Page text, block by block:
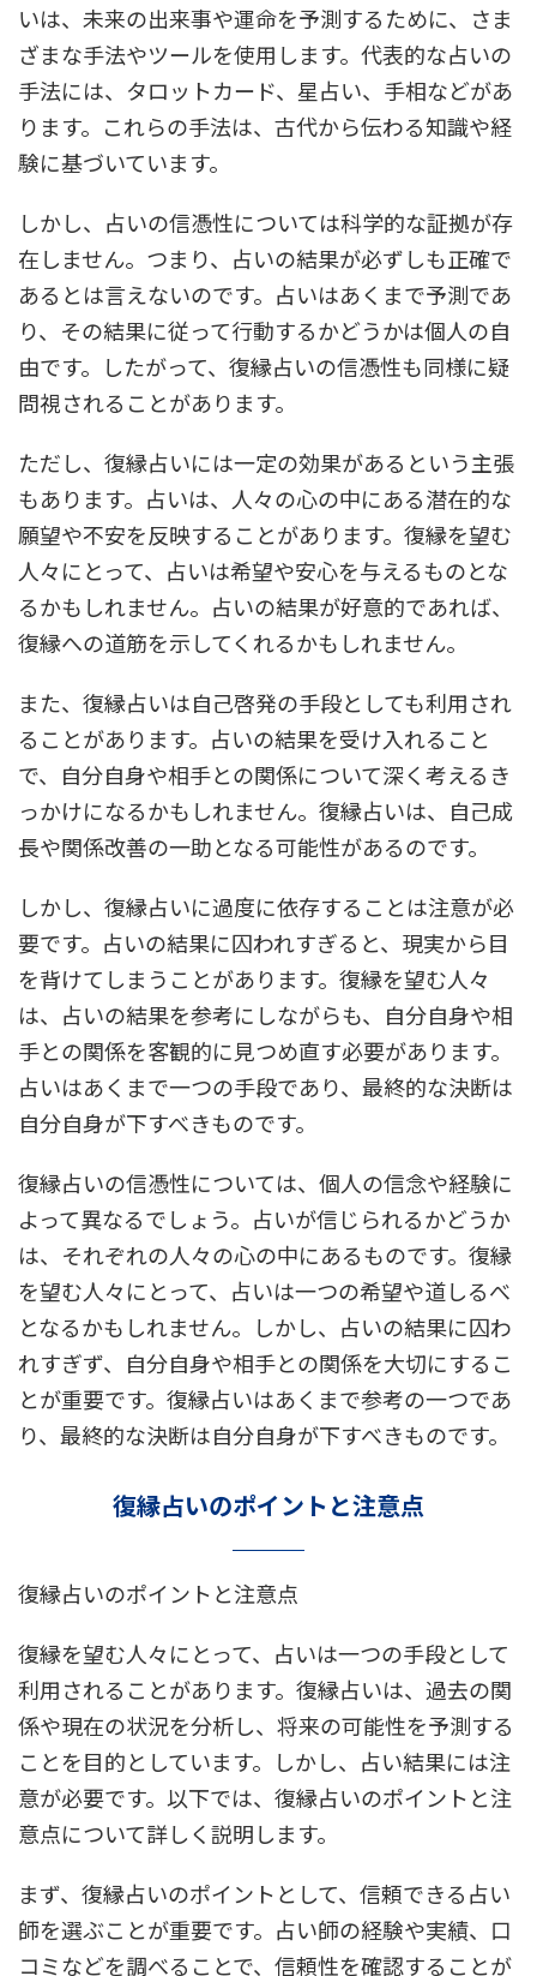
いは、未来の出来事や運命を予測するために、さま
ざまな手法やツールを使用します。代表的な占いの
手法には、タロットカード、星占い、手相などがあ
ります。これらの手法は、古代から伝わる知識や経
験に基づいています。
しかし、占いの信憑性については科学的な証拠が存
在しません。つまり、占いの結果が必ずしも正確で
あるとは言えないのです。占いはあくまで予測であ
り、その結果に従って行動するかどうかは個人の自
由です。したがって、復縁占いの信憑性も同様に疑
問視されることがあります。
ただし、復縁占いには一定の効果があるという主張
もあります。占いは、人々の心の中にある潜在的な
願望や不安を反映することがあります。復縁を望む
人々にとって、占いは希望や安心を与えるものとな
るかもしれません。占いの結果が好意的であれば、
復縁への道筋を示してくれるかもしれません。
また、復縁占いは自己啓発の手段としても利用され
ることがあります。占いの結果を受け入れること
で、自分自身や相手との関係について深く考えるき
っかけになるかもしれません。復縁占いは、自己成
長や関係改善の一助となる可能性があるのです。
しかし、復縁占いに過度に依存することは注意が必
要です。占いの結果に囚われすぎると、現実から目
を背けてしまうことがあります。復縁を望む人々
は、占いの結果を参考にしながらも、自分自身や相
手との関係を客観的に見つめ直す必要があります。
占いはあくまで一つの手段であり、最終的な決断は
自分自身が下すべきものです。
復縁占いの信憑性については、個人の信念や経験に
よって異なるでしょう。占いが信じられるかどうか
は、それぞれの人々の心の中にあるものです。復縁
を望む人々にとって、占いは一つの希望や道しるべ
となるかもしれません。しかし、占いの結果に囚わ
れすぎず、自分自身や相手との関係を大切にするこ
とが重要です。復縁占いはあくまで参考の一つであ
り、最終的な決断は自分自身が下すべきものです。
復縁占いのポイントと注意点
復縁占いのポイントと注意点
復縁を望む人々にとって、占いは一つの手段として
利用されることがあります。復縁占いは、過去の関
係や現在の状況を分析し、将来の可能性を予測する
ことを目的としています。しかし、占い結果には注
意が必要です。以下では、復縁占いのポイントと注
意点について詳しく説明します。
まず、復縁占いのポイントとして、信頼できる占い
師を選ぶことが重要です。占い師の経験や実績、口
コミなどを調べることで、信頼性を確認することが